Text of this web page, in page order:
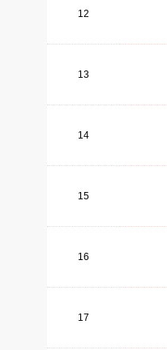
12
13
14
15
16
17